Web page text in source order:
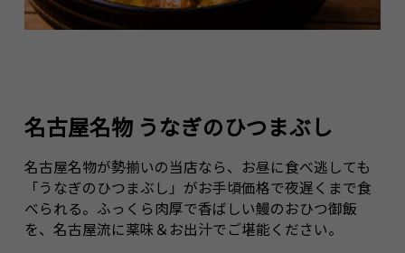
名古屋名物 うなぎのひつまぶし
名古屋名物が勢揃いの当店なら、お昼に食べ逃しても
「うなぎのひつまぶし」がお手頃価格で夜遅くまで食
べられる。ふっくら肉厚で香ばしい鰻のおひつ御飯
を、名古屋流に薬味＆お出汁でご堪能ください。